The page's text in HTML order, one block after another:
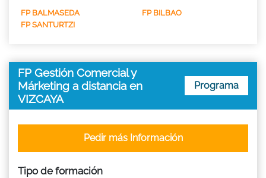
FP BALMASEDA
FP BILBAO
FP SANTURTZI
FP Gestión Comercial y
Márketing a distancia en
VIZCAYA
Programa
Tipo de formación
Pedir más Información